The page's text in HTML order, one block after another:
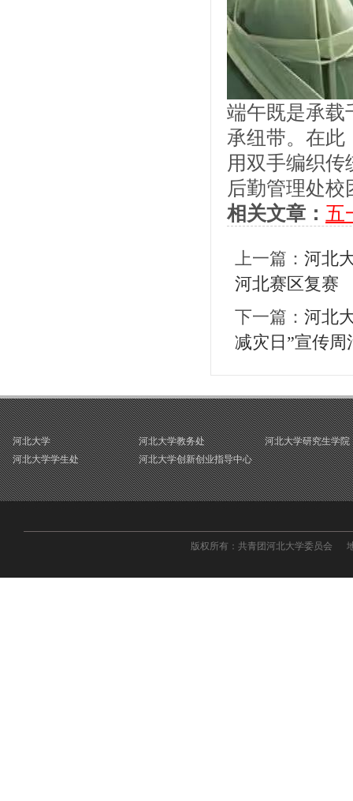
端午既是承载
承纽带。在此
用双手编织
后勤管理处校
相关文章： 五
上一篇： 河北
河北赛区复赛
下一篇： 河北
减灾日”宣传周
河北大学 河北大学教务处
河北大学研究生学院
河北大学学生处
河北大学创新创业指导中心
版权所有：共青团河北大学委员会